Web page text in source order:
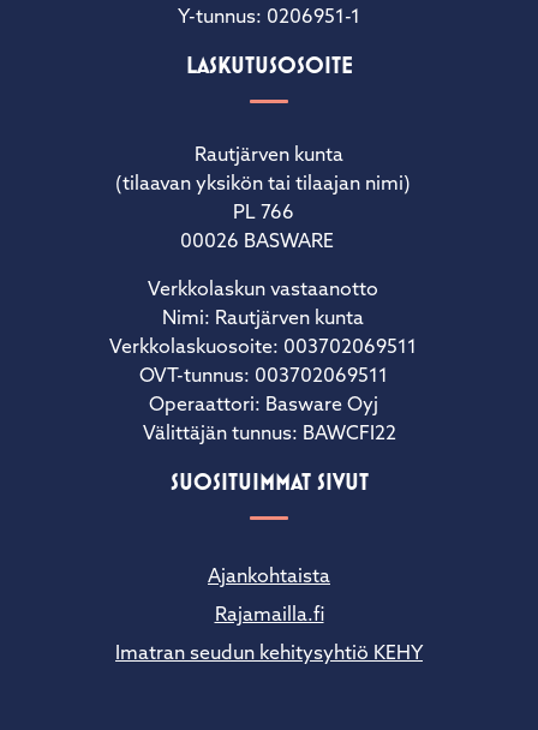
Y-tunnus: 0206951-1
LASKUTUSOSOITE
Rautjärven kunta
(tilaavan yksikön tai tilaajan nimi)
PL 766
00026 BASWARE
Verkkolaskun vastaanotto
Nimi: Rautjärven kunta
Verkkolaskuosoite: 003702069511
OVT-tunnus: 003702069511
Operaattori: Basware Oyj
Välittäjän tunnus: BAWCFI22
SUOSITUIMMAT SIVUT
Ajankohtaista
Rajamailla.fi
Imatran seudun kehitysyhtiö KEHY